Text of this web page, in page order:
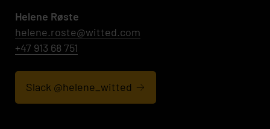
Helene Røste
helene.roste@witted.com
+47 913 68 751
Slack @helene_witted